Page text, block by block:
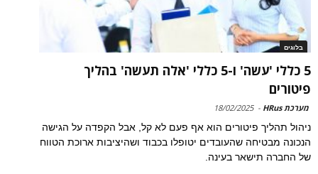
בלוגים
5 כללי 'עשה' ו-5 כללי 'אלה תעשה' בהליך
פיטורים
מערכת HRus -
18/02/2025
ניהול תהליך פיטורים הוא אף פעם לא קל, אבל הקפדה על הגישה
הנכונה מבטיחה שהעובדים יטופלו בכבוד ושהיציבות ארוכת הטווח
של החברה תישאר בעינה.